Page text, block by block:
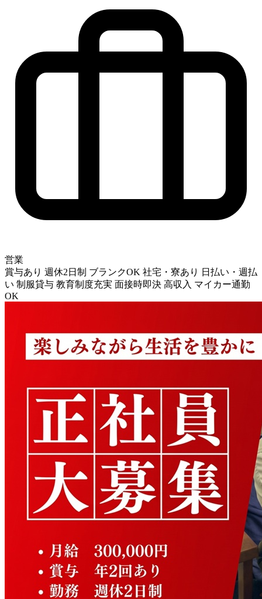
営業
賞与あり 週休2日制 ブランクOK 社宅・寮あり
日払い・週払
い 制服貸与 教育制度充実 面接時即決 高収入 マイカー通勤
OK